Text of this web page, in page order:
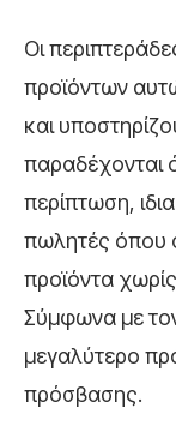
Οι
προϊόντων
και
παραδέχονται
περίπτωση,
πωλητές όπου
προϊόντα
Σύμφωνα με τον
μεγαλύτερο
πρόσβασης.